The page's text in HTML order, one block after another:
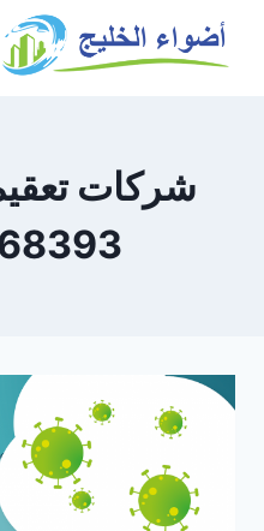
شركات